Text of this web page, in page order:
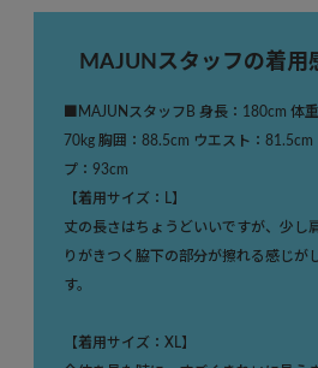
MAJUNスタッフの着用
■MAJUNスタッフB 身長：180cm 体重
70kg 胸囲：88.5cm ウエスト：81.5cm
プ：93cm
【着用サイズ：L】
丈の長さはちょうどいいですが、少し
りがきつく脇下の部分が擦れる感じが
す。
【着用サイズ：XL】